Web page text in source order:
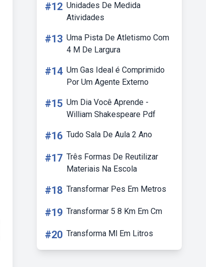
#12 Unidades De Medida
Atividades
#13 Uma Pista De Atletismo Com
4 M De Largura
#14 Um Gas Ideal é Comprimido
Por Um Agente Externo
#15 Um Dia Você Aprende -
William Shakespeare Pdf
#16 Tudo Sala De Aula 2 Ano
#17 Três Formas De Reutilizar
Materiais Na Escola
#18 Transformar Pes Em Metros
#19 Transformar 5 8 Km Em Cm
#20 Transforma Ml Em Litros